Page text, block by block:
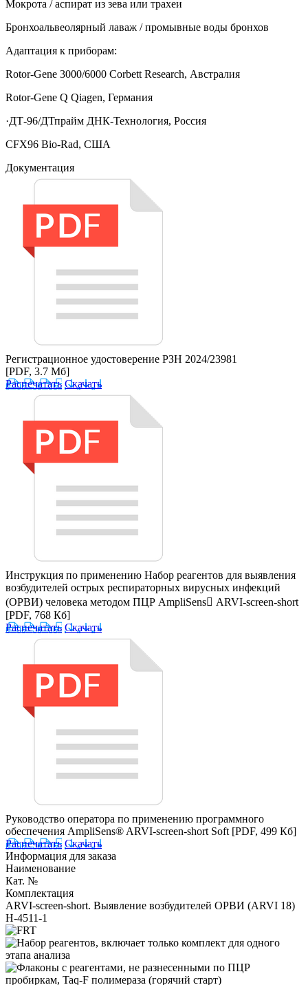
Мокрота / аспират из зева или трахеи
Бронхоальвеолярный лаваж / промывные воды бронхов
Адаптация к приборам:
Rotor-Gene 3000/6000 Corbett Research, Австралия
Rotor-Gene Q Qiagen, Германия
·ДТ‑96/ДТпрайм ДНК-Технология, Россия
CFX96 Bio-Rad, США
Документация
Регистрационное удостоверение РЗН 2024/23981
[PDF, 3.7 Мб]
Распечатать Скачать
Инструкция по применению Набор реагентов для выявления
возбудителей острых респираторных вирусных инфекций
(ОРВИ) человека методом ПЦР AmpliSens ARVI-screen-short
[PDF, 768 Кб]
Распечатать Скачать
Руководство оператора по применению программного
обеспечения AmpliSens® ARVI-screen-short Soft [PDF, 499 Кб]
Распечатать Скачать
Информация для заказа
Наименование
Кат. №
Комплектация
ARVI-screen-short. Выявление возбудителей ОРВИ (ARVI 18)
Н-4511-1